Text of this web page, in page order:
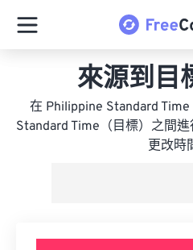
來源到目
在 Philippine Standard
Standard Time（目標）之間
更改時